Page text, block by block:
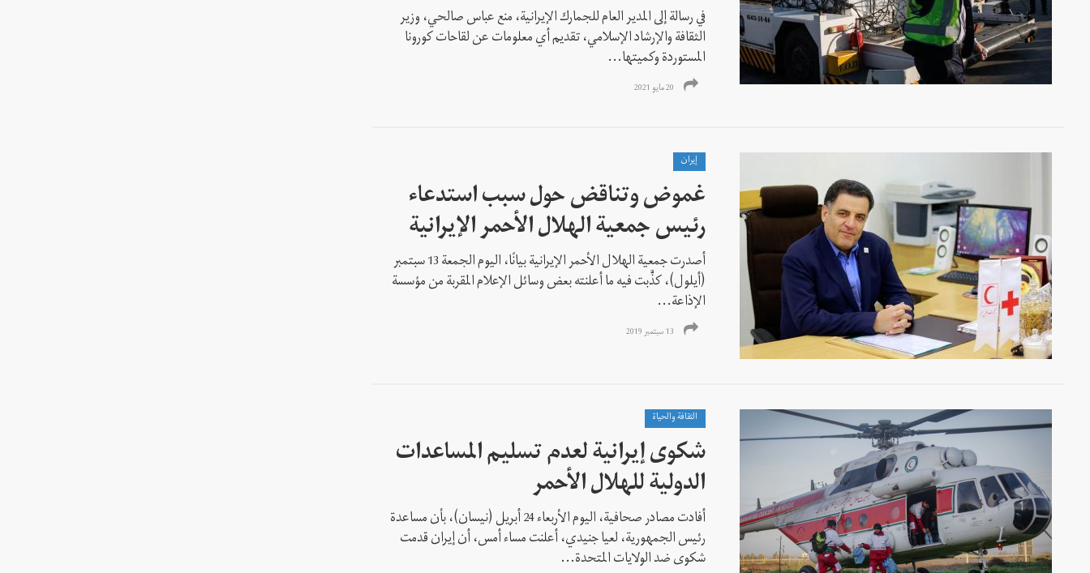
في رسالة إلى المدير العام للجمارك الإيرانية، منع عباس صالحي، وزير
الثقافة والإرشاد الإسلامي، تقديم أي معلومات عن لقاحات كورونا
المستوردة وكميتها...
20 مايو 2021
إيران
غموض وتناقض حول سبب استدعاء
رئيس جمعية الهلال الأحمر الإيرانية
أصدرت جمعية الهلال الأحمر الإيرانية بيانًا، اليوم الجمعة 13 سبتمبر
(أيلول)، کذَّبت فيه ما أعلنته بعض وسائل الإعلام المقربة من مؤسسة
الإذاعة...
13 سبتمبر 2019
الثقافة والحياة
شكوى إيرانية لعدم تسليم المساعدات
الدولية للهلال الأحمر
أفادت مصادر صحافية، اليوم الأربعاء 24 أبريل (نيسان)، بأن مساعدة
رئيس الجمهورية، لعيا جنيدي، أعلنت مساء أمس، أن إيران قدمت
شكوى ضد الولايات المتحدة...